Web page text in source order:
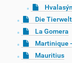
Die
La Gomera
Martinique
Mauritius